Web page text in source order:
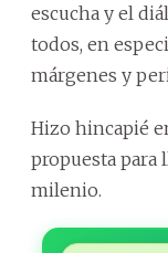
escucha y el
todos, en
márgenes y
Hizo hincapié
propuesta para
milenio.